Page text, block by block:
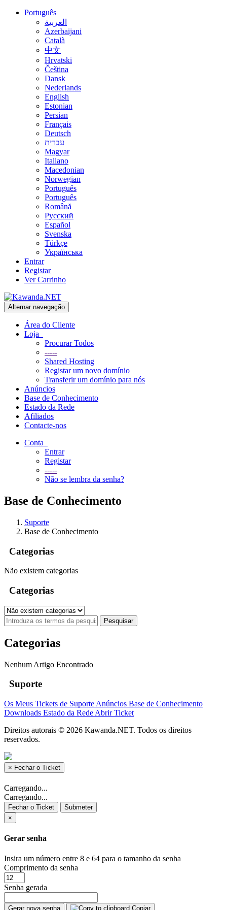
Português
العربية
Azerbaijani
Català
中文
Hrvatski
Čeština
Dansk
Nederlands
English
Estonian
Persian
Français
Deutsch
עברית
Magyar
Italiano
Macedonian
Norwegian
Português
Português
Română
Русский
Español
Svenska
Türkçe
Українська
Entrar
Registar
Ver Carrinho
Alternar navegação
Área do Cliente
Loja
Procurar Todos
-----
Shared Hosting
Registar um novo domínio
Transferir um domínio para nós
Anúncios
Base de Conhecimento
Estado da Rede
Afiliados
Contacte-nos
Conta
Entrar
Registar
-----
Não se lembra da senha?
Base de Conhecimento
Suporte
Base de Conhecimento
Categorias
Não existem categorias
Categorias
Categorias
Nenhum Artigo Encontrado
Suporte
Os Meus Tickets de Suporte Anúncios Base de Conhecimento
Downloads Estado da Rede Abrir Ticket
Direitos autorais © 2026 Kawanda.NET. Todos os direitos
reservados.
× Fechar o Ticket
Carregando...
Carregando...
Fechar o Ticket
Submeter
×
Gerar senha
Insira um número entre 8 e 64 para o tamanho da senha
Comprimento da senha
Senha gerada
Gerar nova senha Copiar